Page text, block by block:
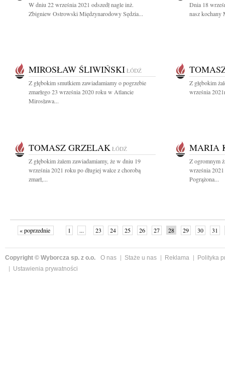
W dniu 22 września 2021 odszedł nagle inż.
Zbigniew Ostrowski Międzynarodowy Sędzia...
Dnia 18
nasz kochany
MIROSŁAW ŚLIWIŃSKI ŁÓDŹ
Z głębokim smutkiem zawiadamiamy o pogrzebie
zmarłego 23 września 2020 roku w Atlancie
Mirosława...
Z głębokim
września
TOMASZ GRZELAK ŁÓDŹ
Z głębokim żalem zawiadamiamy, że w dniu 19
września 2021 roku po długiej walce z chorobą
zmarł,...
MARIA
Z ogromnym
września
Pogrążona...
« poprzednie 1 ... 23 24 25 26 27 28 29 30
31
Copyright © Wyborcza sp. z o.o. O nas Staże u nas Reklama
Polityka
Ustawienia prywatności